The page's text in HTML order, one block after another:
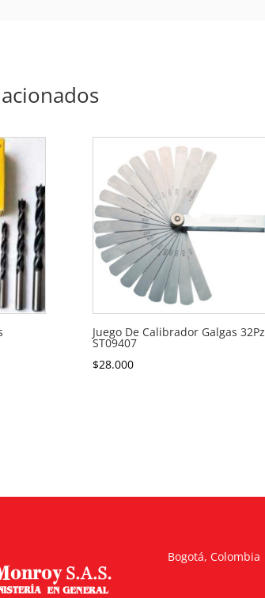
Juego De Calibrador Galgas 32Pz
ST09407
$28.000
Bogotá, Colombia